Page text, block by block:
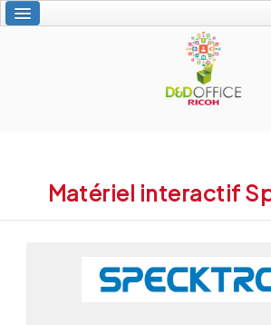
Vos solutions Ricoh
Contact
Matériel interactif